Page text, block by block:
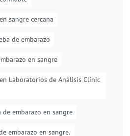
sangre cercana
de embarazo
en sangre
Laboratorios de Análisis Clínic
de embarazo en sangre
embarazo en sangre.